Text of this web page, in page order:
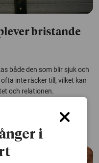
bristande
både den som blir sjuk och
inte räcker till, vilket kan
och relationen.
i